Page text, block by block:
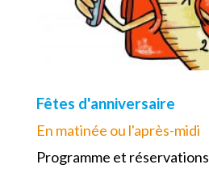
Fêtes d'anniversaire
En matinée ou l'après-midi
Programme et réservations